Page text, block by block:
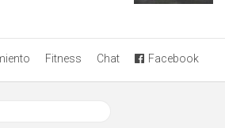
Fitness Chat Facebook